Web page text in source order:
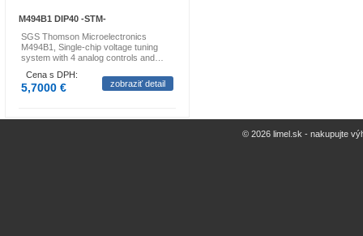
M494B1 DIP40 -STM-
SGS Thomson Microelectronics
M494B1, Single-chip voltage tuning
system with 4 analog controls and…
Cena s DPH:
5,7000 € zobraziť detail
© 2026 limel.sk - nakupujte